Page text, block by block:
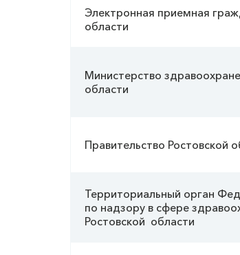
Электронная приемная
области
Министерство
области
Правительство Ростовской
Территориальный орган
по надзору в сфере
Ростовской области